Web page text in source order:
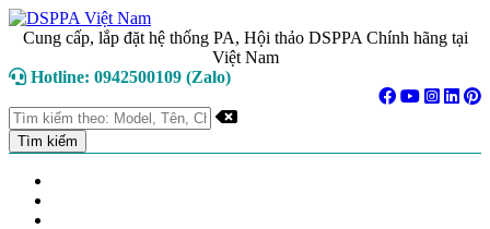
Cung cấp, lắp đặt hệ thống PA, Hội thảo DSPPA Chính hãng tại
Việt Nam
Hotline: 0942500109 (Zalo)